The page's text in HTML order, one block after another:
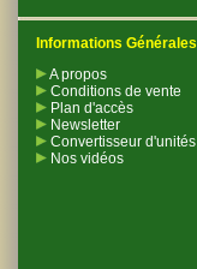
Informations Générales
A propos
Conditions de vente
Plan d'accès
Newsletter
Convertisseur d'unités
Nos vidéos